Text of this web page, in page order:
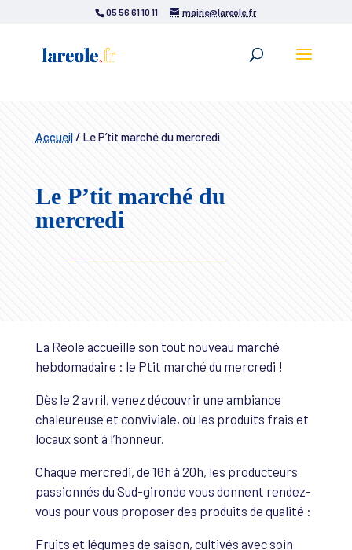
05 56 61 10 11 mairie@lareole.fr
Accueil/Le P’tit marché du mercredi
Le P’tit marché du
mercredi
La Réole accueille son tout nouveau marché
hebdomadaire : le Ptit marché du mercredi !
Dès le 2 avril, venez découvrir une ambiance
chaleureuse et conviviale, où les produits frais et
locaux sont à l’honneur.
Chaque mercredi, de 16h à 20h, les producteurs
passionnés du Sud-gironde vous donnent rendez-
vous pour vous proposer des produits de qualité :
Fruits et légumes de saison, cultivés avec soin